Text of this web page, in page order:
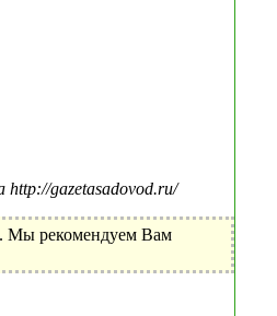
http://gazetasadovod.ru/
Мы рекомендуем Вам